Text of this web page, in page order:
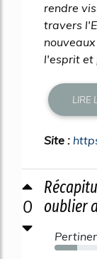
rendre
travers
l'esprit et
LIRE
Site :
0
oublier
46%